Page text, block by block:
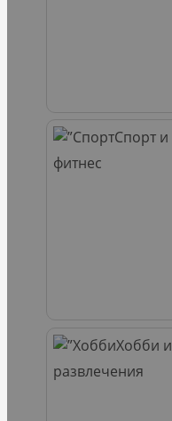
Спорт и
фитнес
Хобби и
развлечения